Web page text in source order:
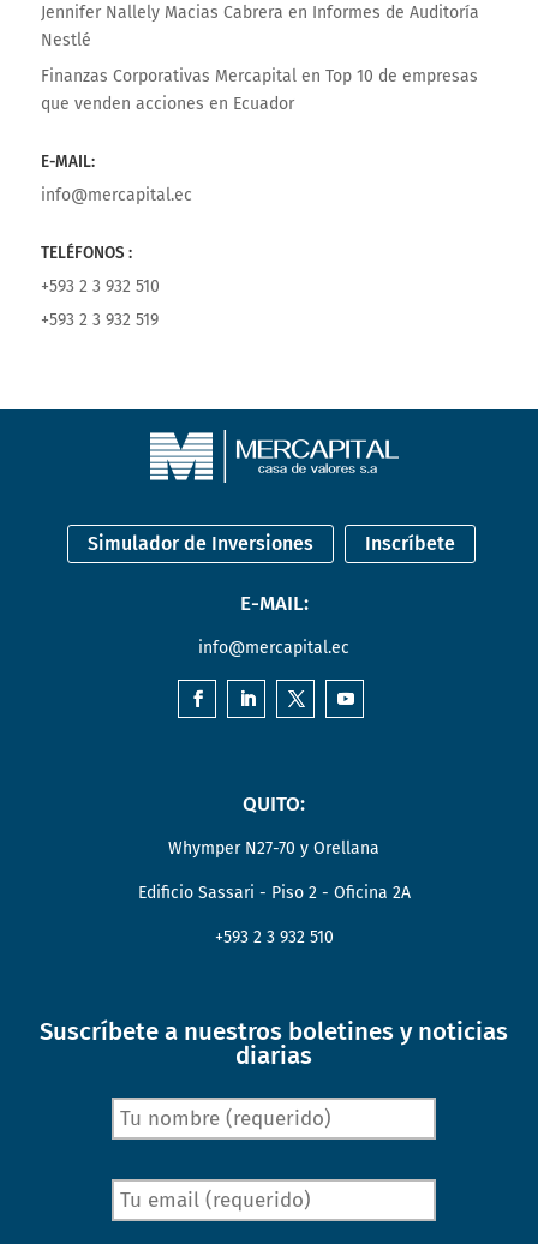
Jennifer Nallely Macias Cabrera en Informes de Auditoría
Nestlé
Finanzas Corporativas Mercapitalen Top 10 de empresas
que venden acciones en Ecuador
E-MAIL:
info@mercapital.ec
TELÉFONOS :
+593 2 3 932 510
+593 2 3 932 519
Simulador de Inversiones Inscríbete
E-MAIL:
info@mercapital.ec
QUITO:
Whymper N27-70 y Orellana
Edificio Sassari - Piso 2 - Oficina 2A
+593 2 3 932 510
Suscríbete a nuestros boletines y noticias
diarias